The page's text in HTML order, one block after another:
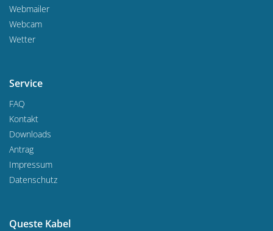
Webmailer
Webcam
Wetter
Service
FAQ
Kontakt
Downloads
Antrag
Impressum
Datenschutz
Queste Kabel